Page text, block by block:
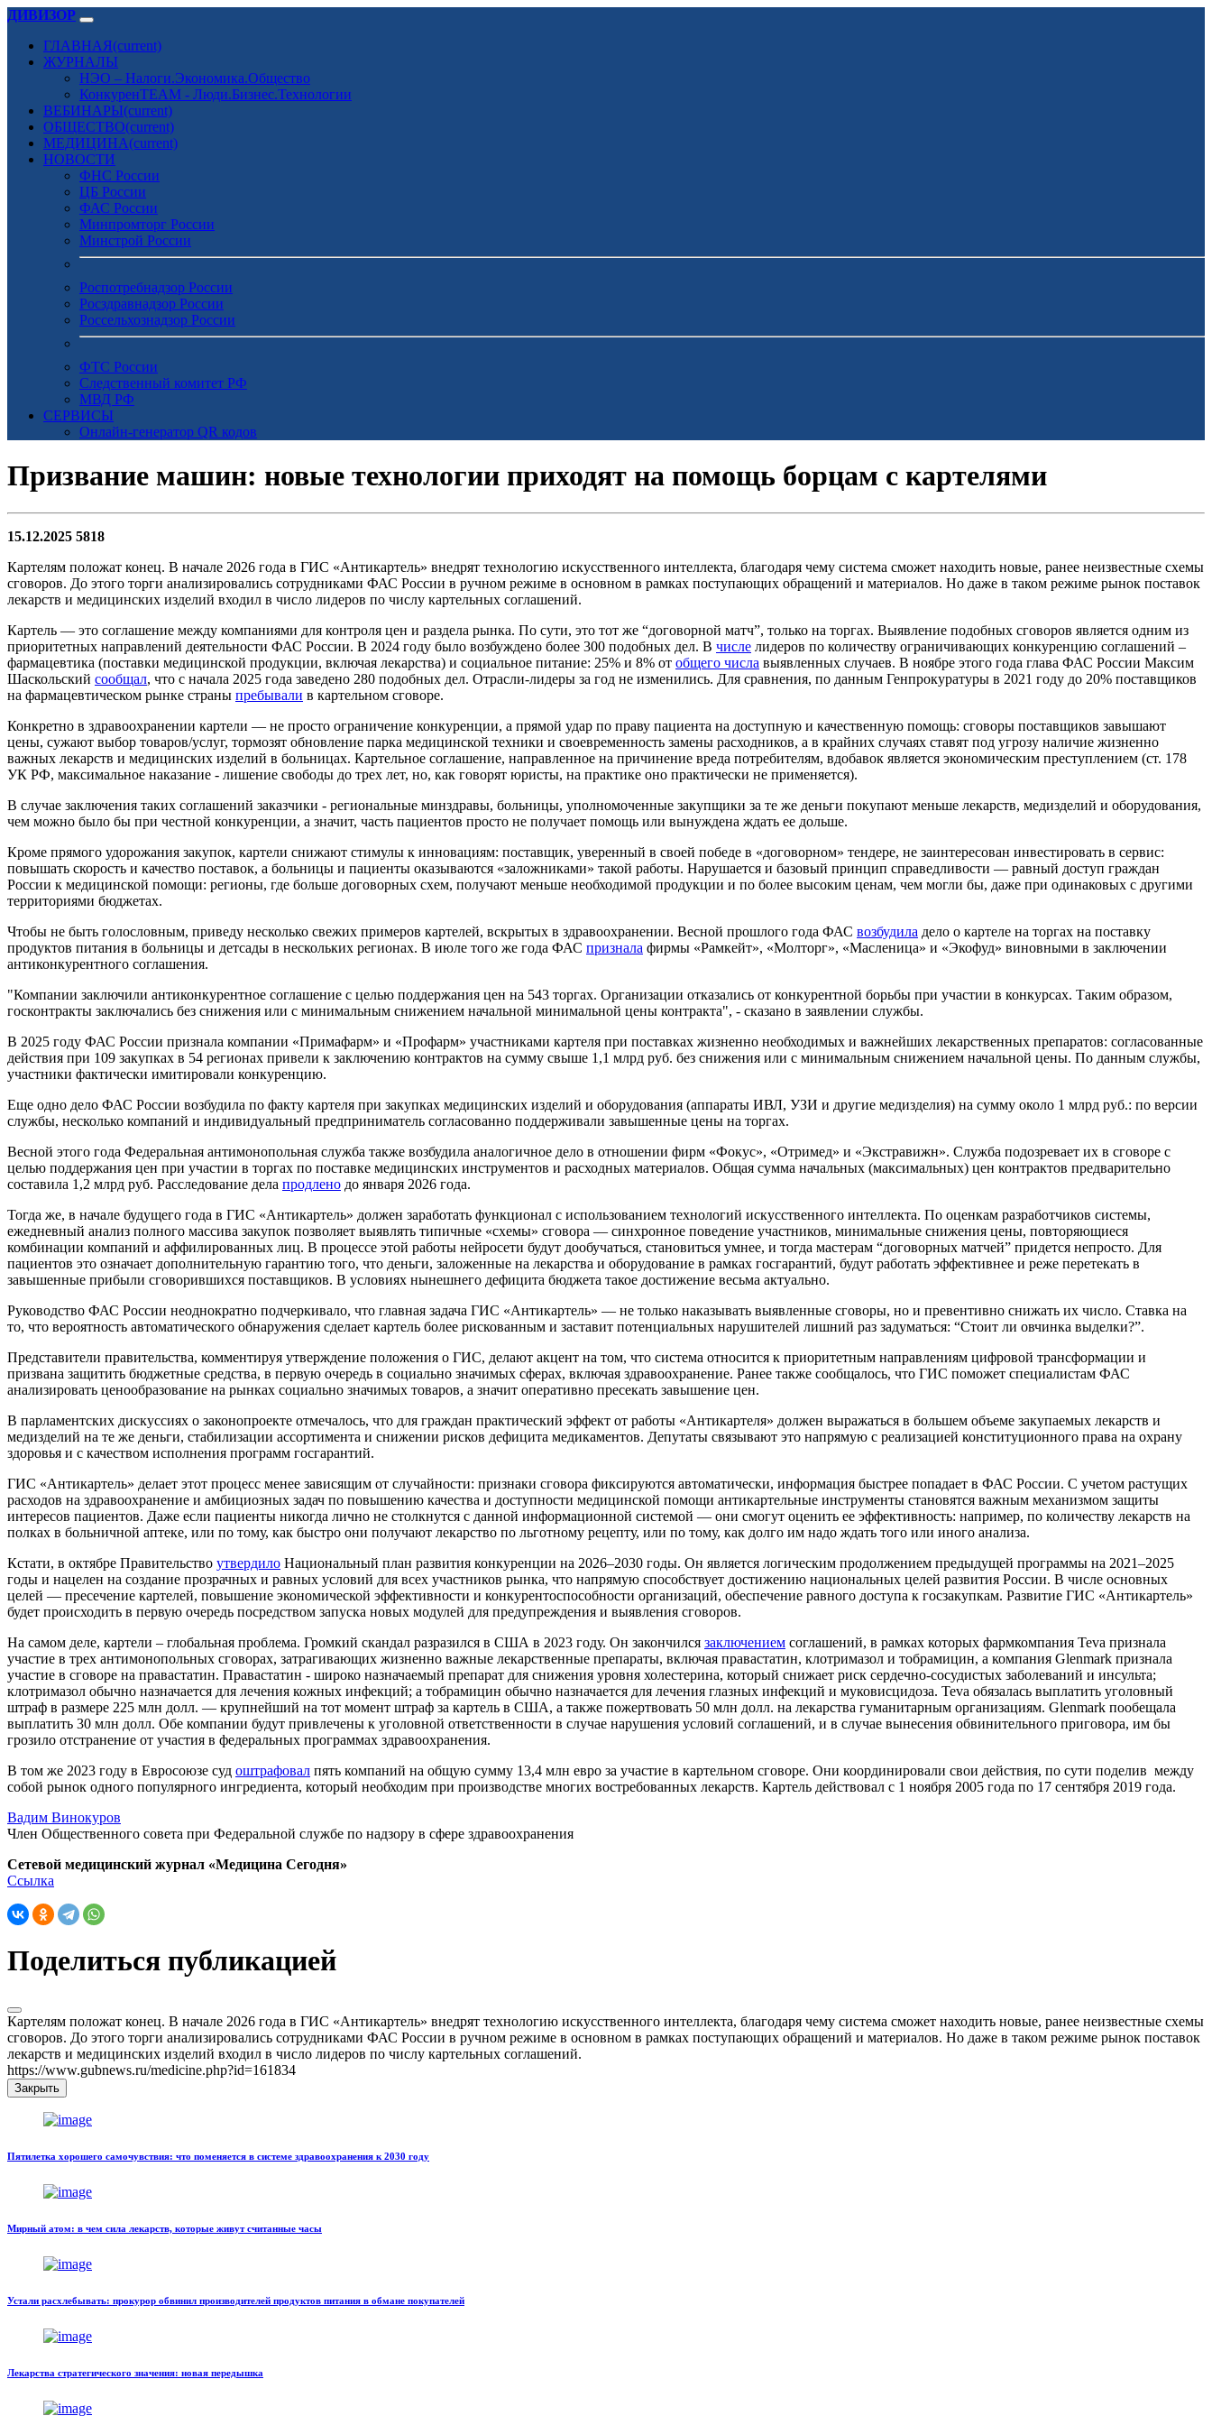
ДИВИЗОР
ГЛАВНАЯ(current)
ЖУРНАЛЫ
НЭО – Налоги.Экономика.Общество
КонкуренTEAM - Люди.Бизнес.Технологии
ВЕБИНАРЫ(current)
ОБЩЕСТВО(current)
МЕДИЦИНА(current)
НОВОСТИ
ФНС России
ЦБ России
ФАС России
Минпромторг России
Минстрой России
Роспотребнадзор России
Росздравнадзор России
Россельхознадзор России
ФТС России
Следственный комитет РФ
МВД РФ
СЕРВИСЫ
Онлайн-генератор QR кодов
Призвание машин: новые технологии приходят на помощь борцам с картелями
15.12.2025 5818
Картелям положат конец. В начале 2026 года в ГИС «Антикартель» внедрят технологию искусственного интеллекта, благодаря чему система сможет находить новые, ранее неизвестные схемы
сговоров. До этого торги анализировались сотрудниками ФАС России в ручном режиме в основном в рамках поступающих обращений и материалов. Но даже в таком режиме рынок поставок
лекарств и медицинских изделий входил в число лидеров по числу картельных соглашений.
Картель — это соглашение между компаниями для контроля цен и раздела рынка. По сути, это тот же “договорной матч”, только на торгах. Выявление подобных сговоров является одним из
приоритетных направлений деятельности ФАС России. В 2024 году было возбуждено более 300 подобных дел. В числе лидеров по количеству ограничивающих конкуренцию соглашений –
фармацевтика (поставки медицинской продукции, включая лекарства) и социальное питание: 25% и 8% от общего числа выявленных случаев. В ноябре этого года глава ФАС России Максим
Шаскольский сообщал, что с начала 2025 года заведено 280 подобных дел. Отрасли-лидеры за год не изменились. Для сравнения, по данным Генпрокуратуры в 2021 году до 20% поставщиков
на фармацевтическом рынке страны пребывали в картельном сговоре.
Конкретно в здравоохранении картели — не просто ограничение конкуренции, а прямой удар по праву пациента на доступную и качественную помощь: сговоры поставщиков завышают
цены, сужают выбор товаров/услуг, тормозят обновление парка медицинской техники и своевременность замены расходников, а в крайних случаях ставят под угрозу наличие жизненно
важных лекарств и медицинских изделий в больницах. Картельное соглашение, направленное на причинение вреда потребителям, вдобавок является экономическим преступлением (ст. 178
УК РФ, максимальное наказание - лишение свободы до трех лет, но, как говорят юристы, на практике оно практически не применяется).
В случае заключения таких соглашений заказчики - региональные минздравы, больницы, уполномоченные закупщики за те же деньги покупают меньше лекарств, медизделий и оборудования,
чем можно было бы при честной конкуренции, а значит, часть пациентов просто не получает помощь или вынуждена ждать ее дольше.
Кроме прямого удорожания закупок, картели снижают стимулы к инновациям: поставщик, уверенный в своей победе в «договорном» тендере, не заинтересован инвестировать в сервис:
повышать скорость и качество поставок, а больницы и пациенты оказываются «заложниками» такой работы. Нарушается и базовый принцип справедливости — равный доступ граждан
России к медицинской помощи: регионы, где больше договорных схем, получают меньше необходимой продукции и по более высоким ценам, чем могли бы, даже при одинаковых с другими
территориями бюджетах.
Чтобы не быть голословным, приведу несколько свежих примеров картелей, вскрытых в здравоохранении. Весной прошлого года ФАС возбудила дело о картеле на торгах на поставку
продуктов питания в больницы и детсады в нескольких регионах. В июле того же года ФАС признала фирмы «Рамкейт», «Молторг», «Масленица» и «Экофуд» виновными в заключении
антиконкурентного соглашения.
"Компании заключили антиконкурентное соглашение с целью поддержания цен на 543 торгах. Организации отказались от конкурентной борьбы при участии в конкурсах. Таким образом,
госконтракты заключались без снижения или с минимальным снижением начальной минимальной цены контракта", - сказано в заявлении службы.
В 2025 году ФАС России признала компании «Примафарм» и «Профарм» участниками картеля при поставках жизненно необходимых и важнейших лекарственных препаратов: согласованные
действия при 109 закупках в 54 регионах привели к заключению контрактов на сумму свыше 1,1 млрд руб. без снижения или с минимальным снижением начальной цены. По данным службы,
участники фактически имитировали конкуренцию.
Еще одно дело ФАС России возбудила по факту картеля при закупках медицинских изделий и оборудования (аппараты ИВЛ, УЗИ и другие медизделия) на сумму около 1 млрд руб.: по версии
службы, несколько компаний и индивидуальный предприниматель согласованно поддерживали завышенные цены на торгах.
Весной этого года Федеральная антимонопольная служба также возбудила аналогичное дело в отношении фирм «Фокус», «Отримед» и «Экстравижн». Служба подозревает их в сговоре с
целью поддержания цен при участии в торгах по поставке медицинских инструментов и расходных материалов. Общая сумма начальных (максимальных) цен контрактов предварительно
составила 1,2 млрд руб. Расследование дела продлено до января 2026 года.
Тогда же, в начале будущего года в ГИС «Антикартель» должен заработать функционал с использованием технологий искусственного интеллекта. По оценкам разработчиков системы,
ежедневный анализ полного массива закупок позволяет выявлять типичные «схемы» сговора — синхронное поведение участников, минимальные снижения цены, повторяющиеся
комбинации компаний и аффилированных лиц. В процессе этой работы нейросети будут дообучаться, становиться умнее, и тогда мастерам “договорных матчей” придется непросто. Для
пациентов это означает дополнительную гарантию того, что деньги, заложенные на лекарства и оборудование в рамках госгарантий, будут работать эффективнее и реже перетекать в
завышенные прибыли сговорившихся поставщиков. В условиях нынешнего дефицита бюджета такое достижение весьма актуально.
Руководство ФАС России неоднократно подчеркивало, что главная задача ГИС «Антикартель» — не только наказывать выявленные сговоры, но и превентивно снижать их число. Ставка на
то, что вероятность автоматического обнаружения сделает картель более рискованным и заставит потенциальных нарушителей лишний раз задуматься: “Стоит ли овчинка выделки?”.
Представители правительства, комментируя утверждение положения о ГИС, делают акцент на том, что система относится к приоритетным направлениям цифровой трансформации и
призвана защитить бюджетные средства, в первую очередь в социально значимых сферах, включая здравоохранение. Ранее также сообщалось, что ГИС поможет специалистам ФАС
анализировать ценообразование на рынках социально значимых товаров, а значит оперативно пресекать завышение цен.
В парламентских дискуссиях о законопроекте отмечалось, что для граждан практический эффект от работы «Антикартеля» должен выражаться в большем объеме закупаемых лекарств и
медизделий на те же деньги, стабилизации ассортимента и снижении рисков дефицита медикаментов. Депутаты связывают это напрямую с реализацией конституционного права на охрану
здоровья и с качеством исполнения программ госгарантий.
ГИС «Антикартель» делает этот процесс менее зависящим от случайности: признаки сговора фиксируются автоматически, информация быстрее попадает в ФАС России. С учетом растущих
расходов на здравоохранение и амбициозных задач по повышению качества и доступности медицинской помощи антикартельные инструменты становятся важным механизмом защиты
интересов пациентов. Даже если пациенты никогда лично не столкнутся с данной информационной системой — они смогут оценить ее эффективность: например, по количеству лекарств на
полках в больничной аптеке, или по тому, как быстро они получают лекарство по льготному рецепту, или по тому, как долго им надо ждать того или иного анализа.
Кстати, в октябре Правительство утвердило Национальный план развития конкуренции на 2026–2030 годы. Он является логическим продолжением предыдущей программы на 2021–2025
годы и нацелен на создание прозрачных и равных условий для всех участников рынка, что напрямую способствует достижению национальных целей развития России. В числе основных
целей — пресечение картелей, повышение экономической эффективности и конкурентоспособности организаций, обеспечение равного доступа к госзакупкам. Развитие ГИС «Антикартель»
будет происходить в первую очередь посредством запуска новых модулей для предупреждения и выявления сговоров.
На самом деле, картели – глобальная проблема. Громкий скандал разразился в США в 2023 году. Он закончился заключением соглашений, в рамках которых фармкомпания Teva признала
участие в трех антимонопольных сговорах, затрагивающих жизненно важные лекарственные препараты, включая правастатин, клотримазол и тобрамицин, а компания Glenmark признала
участие в сговоре на правастатин. Правастатин - широко назначаемый препарат для снижения уровня холестерина, который снижает риск сердечно-сосудистых заболеваний и инсульта;
клотримазол обычно назначается для лечения кожных инфекций; а тобрамицин обычно назначается для лечения глазных инфекций и муковисцидоза. Teva обязалась выплатить уголовный
штраф в размере 225 млн долл. — крупнейший на тот момент штраф за картель в США, а также пожертвовать 50 млн долл. на лекарства гуманитарным организациям. Glenmark пообещала
выплатить 30 млн долл. Обе компании будут привлечены к уголовной ответственности в случае нарушения условий соглашений, и в случае вынесения обвинительного приговора, им бы
грозило отстранение от участия в федеральных программах здравоохранения.
В том же 2023 году в Евросоюзе суд оштрафовал пять компаний на общую сумму 13,4 млн евро за участие в картельном сговоре. Они координировали свои действия, по сути поделив между
собой рынок одного популярного ингредиента, который необходим при производстве многих востребованных лекарств. Картель действовал с 1 ноября 2005 года по 17 сентября 2019 года.
Вадим Винокуров
Член Общественного совета при Федеральной службе по надзору в сфере здравоохранения
Сетевой медицинский журнал «Медицина Сегодня»
Ссылка
Поделиться публикацией
Картелям положат конец. В начале 2026 года в ГИС «Антикартель» внедрят технологию искусственного интеллекта, благодаря чему система сможет находить новые, ранее неизвестные схемы
сговоров. До этого торги анализировались сотрудниками ФАС России в ручном режиме в основном в рамках поступающих обращений и материалов. Но даже в таком режиме рынок поставок
лекарств и медицинских изделий входил в число лидеров по числу картельных соглашений.
https://www.gubnews.ru/medicine.php?id=161834
Закрыть
Пятилетка хорошего самочувствия: что поменяется в системе здравоохранения к 2030 году
Мирный атом: в чем сила лекарств, которые живут считанные часы
Устали расхлебывать: прокурор обвинил производителей продуктов питания в обмане покупателей
Лекарства стратегического значения: новая передышка